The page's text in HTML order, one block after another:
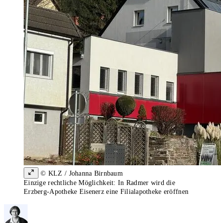
© KLZ / Johanna Birnbaum
Einzige rechtliche Möglichkeit: In Radmer wird die
Erzberg-Apotheke Eisenerz eine Filialapotheke eröffnen